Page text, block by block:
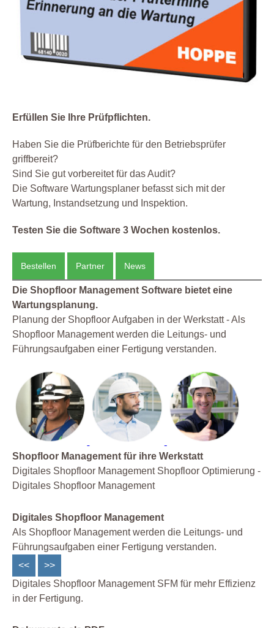
Erfüllen Sie Ihre Prüfpflichten.
Haben Sie die Prüfberichte für den Betriebsprüfer
griffbereit?
Sind Sie gut vorbereitet für das Audit?
Die Software Wartungsplaner befasst sich mit der
Wartung, Instandsetzung und Inspektion.
Testen Sie die Software 3 Wochen kostenlos.
Bestellen Partner News
Die Shopfloor Management Software bietet eine
Wartungsplanung.
Planung der Shopfloor Aufgaben in der Werkstatt - Als
Shopfloor Management werden die Leitungs- und
Führungsaufgaben einer Fertigung verstanden.
Shopfloor Management für ihre Werkstatt
Digitales Shopfloor Management Shopfloor Optimierung -
Digitales Shopfloor Management
Digitales Shopfloor Management
Als Shopfloor Management werden die Leitungs- und
Führungsaufgaben einer Fertigung verstanden.
<<
>>
Digitales Shopfloor Management SFM für mehr Effizienz
in der Fertigung.